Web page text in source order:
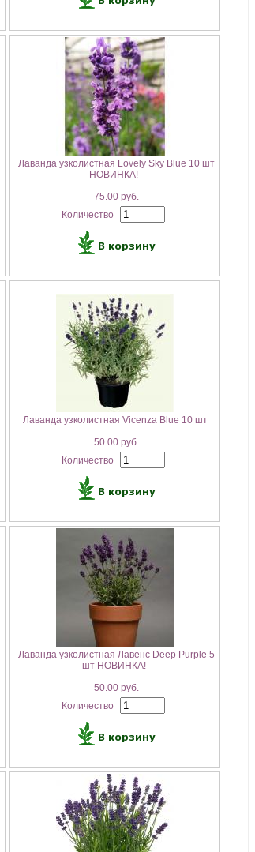
Лаванда узколистная Lovely Sky Blue 10 шт
НОВИНКА!
75.00 руб.
Количество
Лаванда узколистная Vicenza Blue 10 шт
50.00 руб.
Количество
Лаванда узколистная Лавенс Deep Purple 5
шт НОВИНКА!
50.00 руб.
Количество